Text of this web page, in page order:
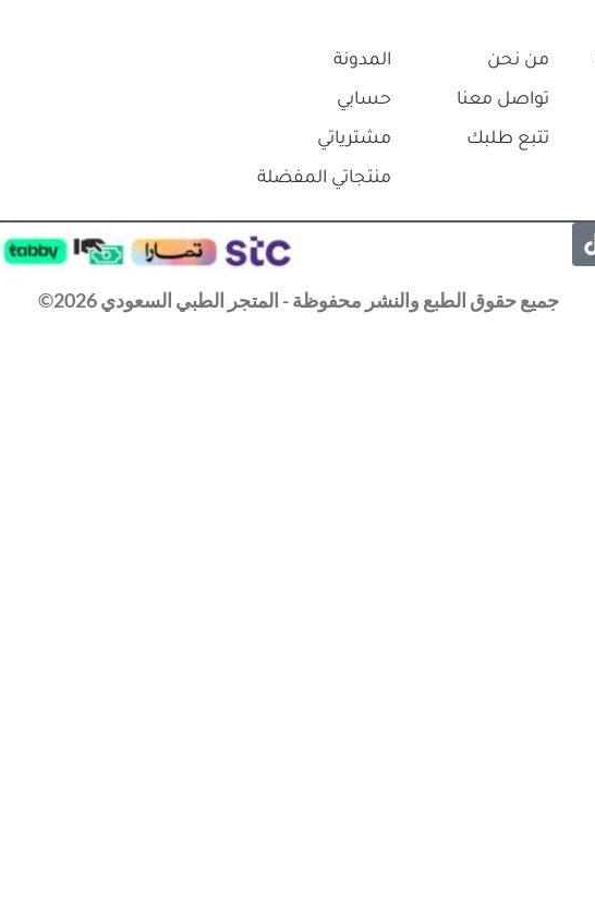
من نحن
تواصل معنا
تتبع طلبك
المدونة
حسابي
مشترياتي
منتجاتي المفضلة
جميع حقوق الطبع والنشر محفوظة - المتجر الطبي السعودي 2026©